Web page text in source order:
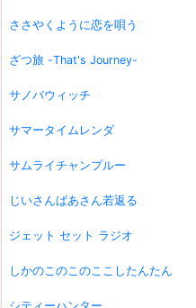
ささやくように恋を唄う
ざつ旅 -That's Journey-
サノバウィッチ
サマータイムレンダ
サムライチャンプルー
じいさんばあさん若返る
ジェット セット ラジオ
しかのこのこのここしたんたん